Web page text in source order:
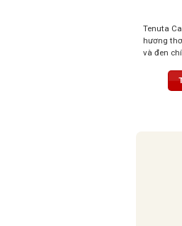
Tenuta
hương
và đen
vị cao
mượt mà